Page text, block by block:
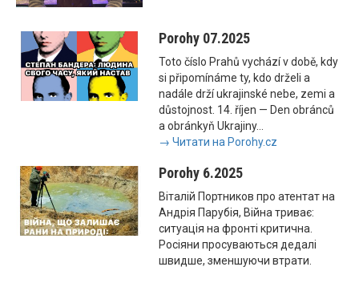
Porohy 07.2025
Toto číslo Prahů vychází v době, kdy
si připomínáme ty, kdo drželi a
nadále drží ukrajinské nebe, zemi a
důstojnost. 14. říjen — Den obránců
a obránkyň Ukrajiny...
→ Читати на Porohy.cz
Porohy 6.2025
Віталій Портников про атентат на
Андрія Парубія, Війна триває:
ситуація на фронті критична.
Росіяни просуваються дедалі
швидше, зменшуючи втрати.